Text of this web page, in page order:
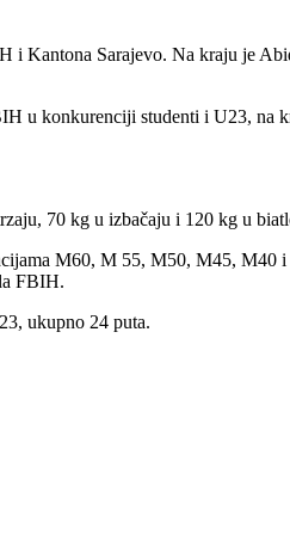
Sarajevo. Na kraju je
u konkurenciji studenti i U23, na
70 kg u izbačaju i 120 kg u
M60, M 55, M50, M45, M40
FBIH.
ukupno 24 puta.